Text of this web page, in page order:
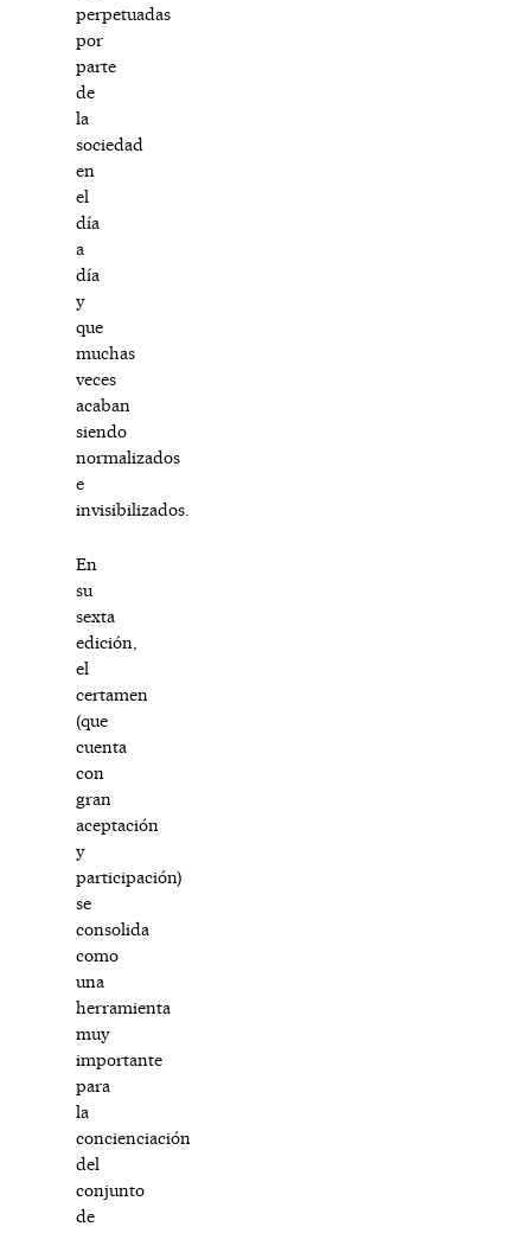
perpetuadas
por
parte
de
la
sociedad
en
el
día
a
día
y
que
muchas
veces
acaban
siendo
normalizados
e
invisibilizados.
En
su
sexta
edición,
el
certamen
(que
cuenta
con
gran
aceptación
y
participación)
se
consolida
como
una
herramienta
muy
importante
para
la
concienciación
del
conjunto
de